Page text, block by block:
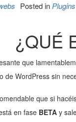
Posted in
¿QUÉ
que
WordPress sin
que si
en fase BETA y